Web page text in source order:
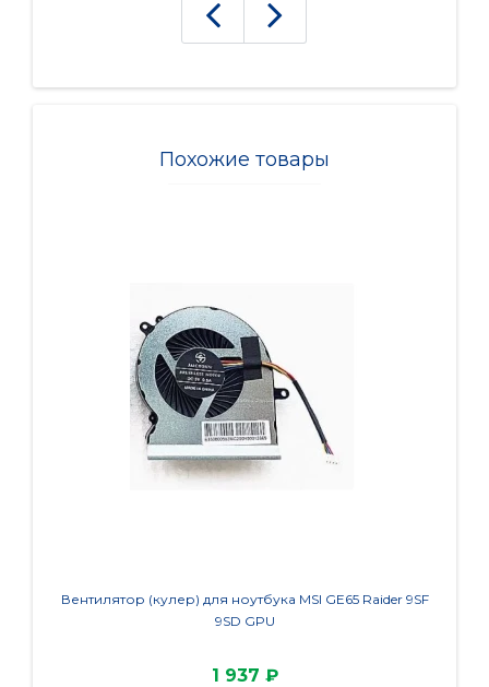
Похожие товары
Вентилятор (кулер) для ноутбука MSI GE65 Raider 9SF
9SD GPU
1 937 ₽